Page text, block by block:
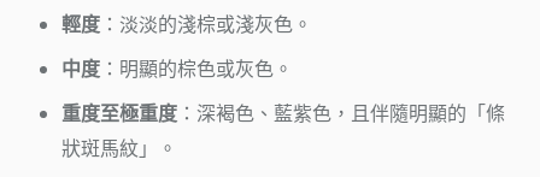
輕度：淡淡的淺棕或淺灰色。
中度：明顯的棕色或灰色。
重度至極重度：深褐色、藍紫色，且伴隨明顯的「條
狀斑馬紋」。